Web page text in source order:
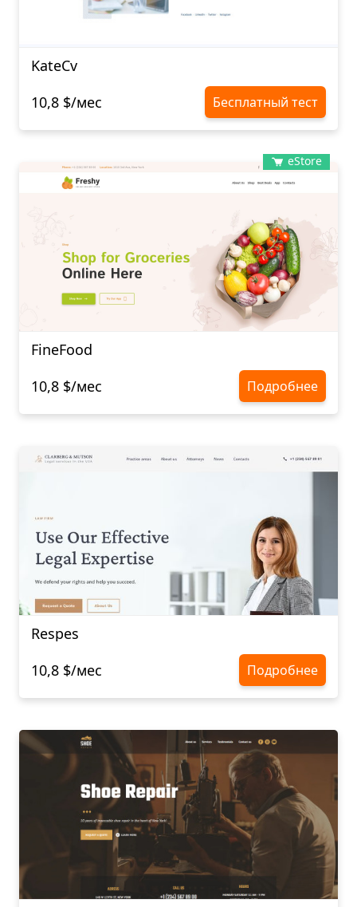
KateCv
10,8 $/мес
Бесплатный тест
eStore
FineFood
10,8 $/мес
Подробнее
Respes
10,8 $/мес
Подробнее